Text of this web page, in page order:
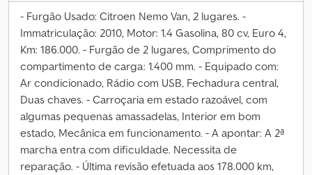
- Furgão Usado: Citroen Nemo Van, 2 lugares. -
Immatriculação: 2010, Motor: 1.4 Gasolina, 80 cv, Euro 4,
Km: 186.000. - Furgão de 2 lugares, Comprimento do
compartimento de carga: 1.400 mm. - Equipado com:
Ar condicionado, Rádio com USB, Fechadura central,
Duas chaves. - Carroçaria em estado razoável, com
algumas pequenas amassadelas, Interior em bom
estado, Mecânica em funcionamento. - A apontar: A 2ª
marcha entra com dificuldade. Necessita de
reparação. - Última revisão efetuada aos 178.000 km,